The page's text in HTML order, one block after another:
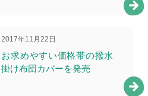
2017年11月22日
お求めやすい価格帯の撥水
掛け布団カバーを発売